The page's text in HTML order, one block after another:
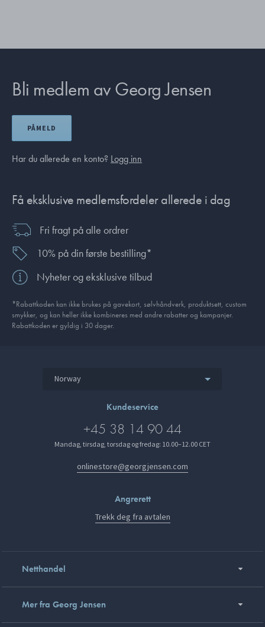
Bli medlem av Georg Jensen
PÅMELD
Har du allerede en konto? Logg inn
Få eksklusive medlemsfordeler allerede i dag
Fri fragt på alle ordrer
10% på din første bestilling*
Nyheter og eksklusive tilbud
*Rabattkoden kan ikke brukes på gavekort, sølvhåndverk, produkt­sett, custom
smykker, og kan heller ikke kombineres med andre rabatter og kampanjer.
Rabattkoden er gyldig i 30 dager.
Norway
Kundeservice
+45 38 14 90 44
Mandag, tirsdag, torsdag og fredag: 10.00–12.00 CET
onlinestore@georgjensen.com
Angrerett
Trekk deg fra avtalen
Netthandel
Mer fra Georg Jensen